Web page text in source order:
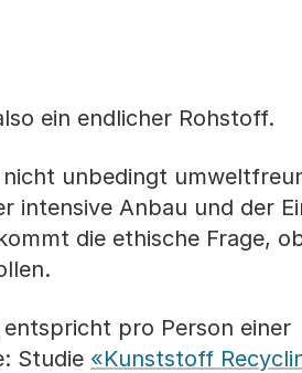
ein endlicher Rohstoff.
unbedingt
intensive Anbau und der
die ethische Frage,
pro Person einer
Studie «Kunststoff